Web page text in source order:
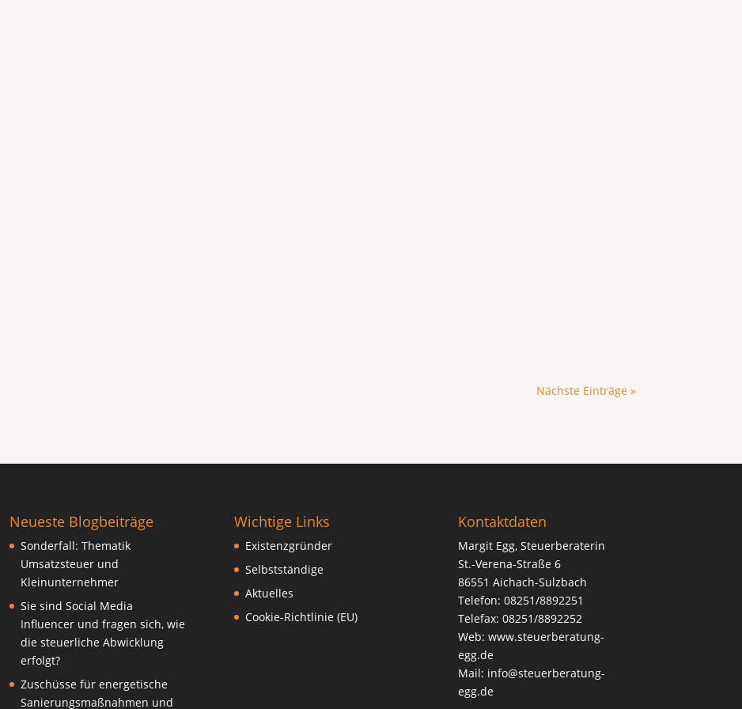
Nächste Einträge »
Neueste Blogbeiträge
Sonderfall: Thematik
Umsatzsteuer und
Kleinunternehmer
Sie sind Social Media
Influencer und fragen sich, wie
die steuerliche Abwicklung
erfolgt?
Zuschüsse für energetische
Sanierungsmaßnahmen und
Wichtige Links
Existenzgründer
Selbstständige
Aktuelles
Cookie-Richtlinie (EU)
Kontaktdaten
Margit Egg, Steuerberaterin
St.-Verena-Straße 6
86551 Aichach-Sulzbach
Telefon: 08251/8892251
Telefax: 08251/8892252
Web:www.steuerberatung-
egg.de
Mail: info@steuerberatung-
egg.de